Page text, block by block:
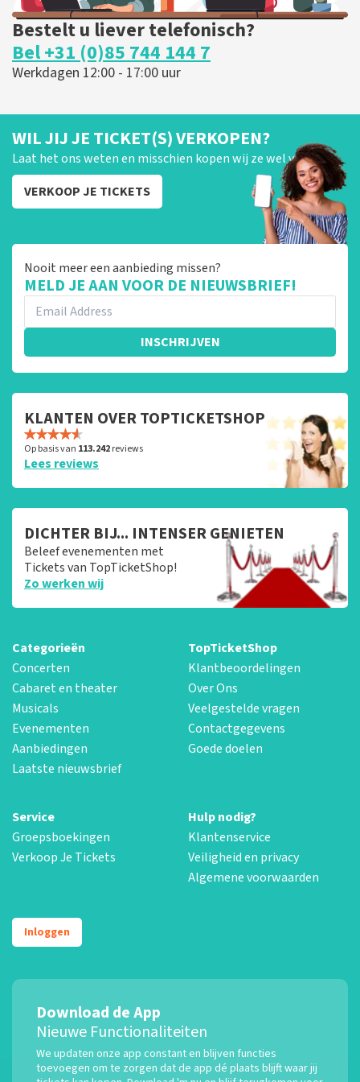
Bestelt u liever telefonisch?
Bel +31 (0)85 744 144 7
Werkdagen 12:00 - 17:00 uur
WIL JIJ JE TICKET(S) VERKOPEN?
Laat het ons weten en misschien kopen wij ze wel van je!
VERKOOP JE TICKETS
Nooit meer een aanbieding missen?
MELD JE AAN VOOR DE NIEUWSBRIEF!
INSCHRIJVEN
KLANTEN OVER TOPTICKETSHOP
Op basis van 113.242reviews
Lees reviews
DICHTER BIJ... INTENSER GENIETEN
Beleef evenementen met
Tickets van TopTicketShop!
Zo werken wij
Categorieën
Concerten
Cabaret en theater
Musicals
Evenementen
Aanbiedingen
Laatste nieuwsbrief
TopTicketShop
Klantbeoordelingen
Over Ons
Veelgestelde vragen
Contactgegevens
Goede doelen
Service
Groepsboekingen
Verkoop Je Tickets
Hulp nodig?
Klantenservice
Veiligheid en privacy
Algemene voorwaarden
Inloggen
Download de App
Nieuwe Functionaliteiten
We updaten onze app constant en blijven functies
toevoegen om te zorgen dat de app dé plaats blijft waar jij